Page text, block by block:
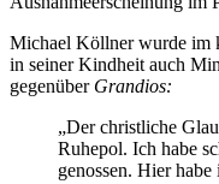
Michael Köllner wurde im
in seiner Kindheit auch
gegenüber Grandios:
„Der christliche
Ruhepol. Ich habe
genossen. Hier